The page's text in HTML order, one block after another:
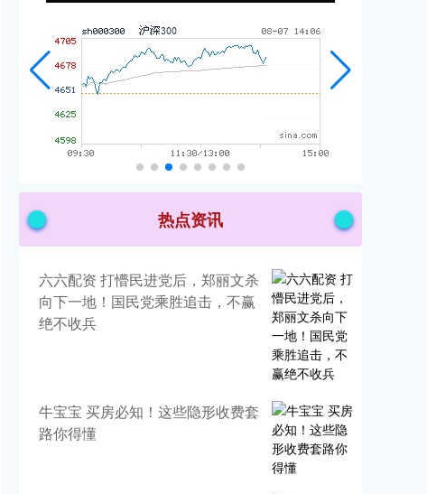
热点资讯
六六配资 打懵民进党后，郑丽文杀
向下一地！国民党乘胜追击，不赢
绝不收兵
牛宝宝 买房必知！这些隐形收费套
路你得懂